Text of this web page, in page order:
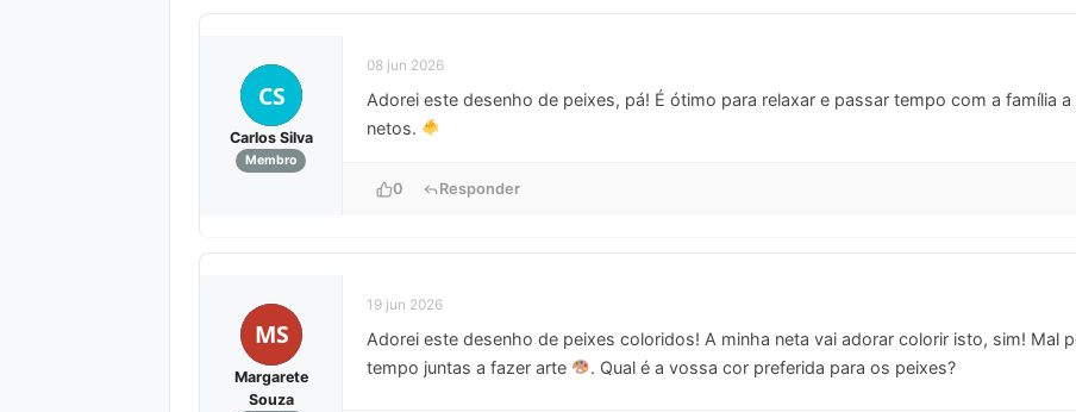
CS
Carlos Silva
Membro
08 jun 2026
Adorei este desenho de peixes, pá! É ótimo para relaxar e passar tempo com a família
netos.
0 Responder
MS
Margarete
Souza
19 jun 2026
Adorei este desenho de peixes coloridos! A minha neta vai adorar colorir isto, sim! Mal
tempo juntas a fazer arte
. Qual é a vossa cor preferida para os peixes?